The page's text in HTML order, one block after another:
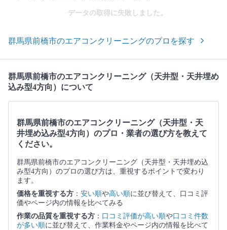
データの取得に失敗しました。
群馬県前橋市のエアコンクリーニングのプロを探す
群馬県前橋市のエアコンクリーニング（天井型・天井埋め
込み型4方向）について
群馬県前橋市のエアコンクリーニング（天井型・天
井埋め込み型4方向）のプロ・業者の選び方を教えて
ください。
群馬県前橋市のエアコンクリーニング（天井型・天井埋め込
み型4方向）のプロの選び方は、重視するポイントで変わり
ます。
価格を重視する方 ： 安い順や高い順に並び替えて、口コミ評
価やページ内の情報を比べてみる
作業の品質を重視する方 ： 口コミ評価が高い順や口コミ件数
が多い順に並び替えて、作業料金やページ内の情報を比べて